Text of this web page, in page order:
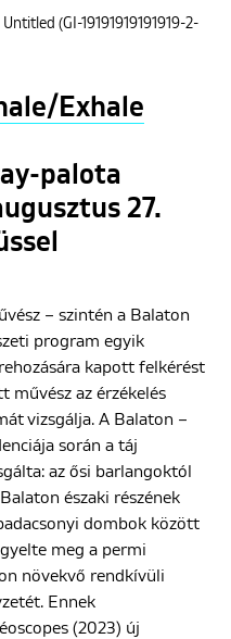
(GI-19191919191919-2-
Exhale
palota
27.
– szintén a Balaton
program egyik
kapott felkérést
művész az érzékelés
vizsgálja. A Balaton –
során a táj
az ősi barlangoktól
északi részének
dombok között
meg a permi
növekvő rendkívüli
Ennek
(2023) új